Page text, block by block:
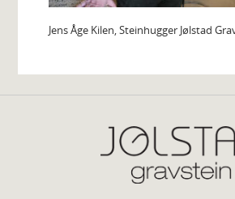
Jens Åge Kilen, Steinhugger Jølstad